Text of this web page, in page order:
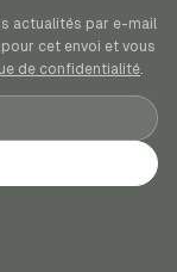
actualités par e-mail
cet envoi et vous
de confidentialité.